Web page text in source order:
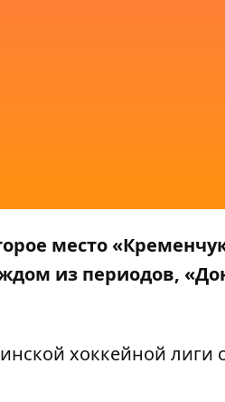
место
из периодов,
хоккейной лиги